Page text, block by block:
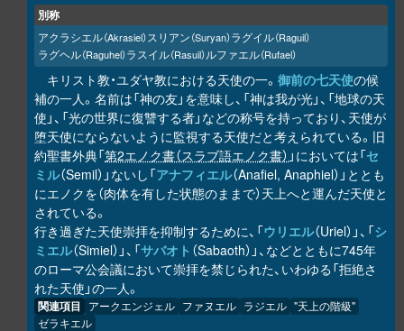
別称
アクラシエル（Akrasiel）スリアン（Suryan）ラグイル（Raguil）
ラグヘル（Raguhel）ラスイル（Rasuil）ルファエル（Rufael）
キリスト教・ユダヤ教における天使の一。 御前の七天使の候
補の一人。名前は「神の友」を意味し、「神は我が光」、「地球の天
使」、「光の世界に復讐する者」などの称号を持っており、天使が
堕天使にならないように監視する天使だと考えられている。旧
約聖書外典「第2エノク書（スラブ語エノク書） 」においては「セ
ミル（Semil）」ないし「アナフィエル（Anafiel, Anaphiel）」ととも
にエノクを（肉体を有した状態のままで）天上へと運んだ天使と
されている。
行き過ぎた天使崇拝を抑制するために、「ウリエル（Uriel）」、「シ
ミエル（Simiel）」、「サバオト （Sabaoth）」、などとともに745年
のローマ公会議において崇拝を禁じられた、いわゆる「拒絶さ
れた天使」の一人。
関連項目 アークエンジェル ファヌエル ラジエル "天上の階級"
ゼラキエル